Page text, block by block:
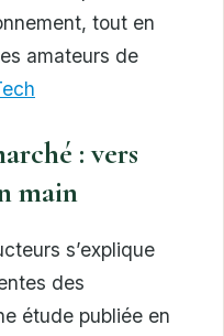
tout en
amateurs de
: vers
main
s’explique
des
étude publiée en